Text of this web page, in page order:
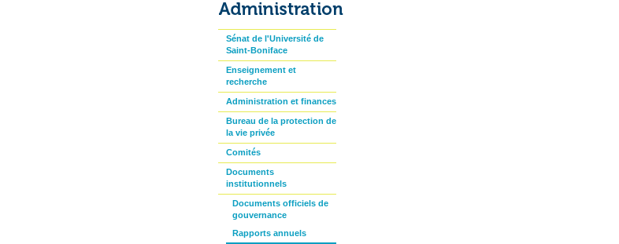
Sénat de l'Université de
Saint-Boniface
Enseignement et
recherche
Administration et finances
Bureau de la protection de
la vie privée
Comités
Documents
institutionnels
Documents officiels de
gouvernance
Rapports annuels